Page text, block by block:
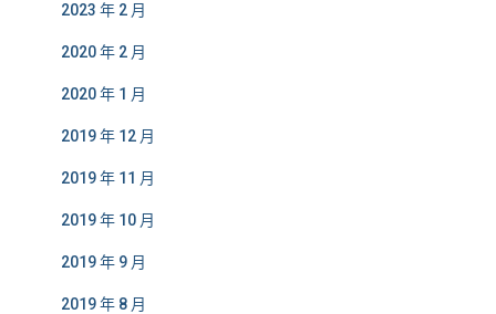
2023 年 2 月
2020 年 2 月
2020 年 1 月
2019 年 12 月
2019 年 11 月
2019 年 10 月
2019 年 9 月
2019 年 8 月